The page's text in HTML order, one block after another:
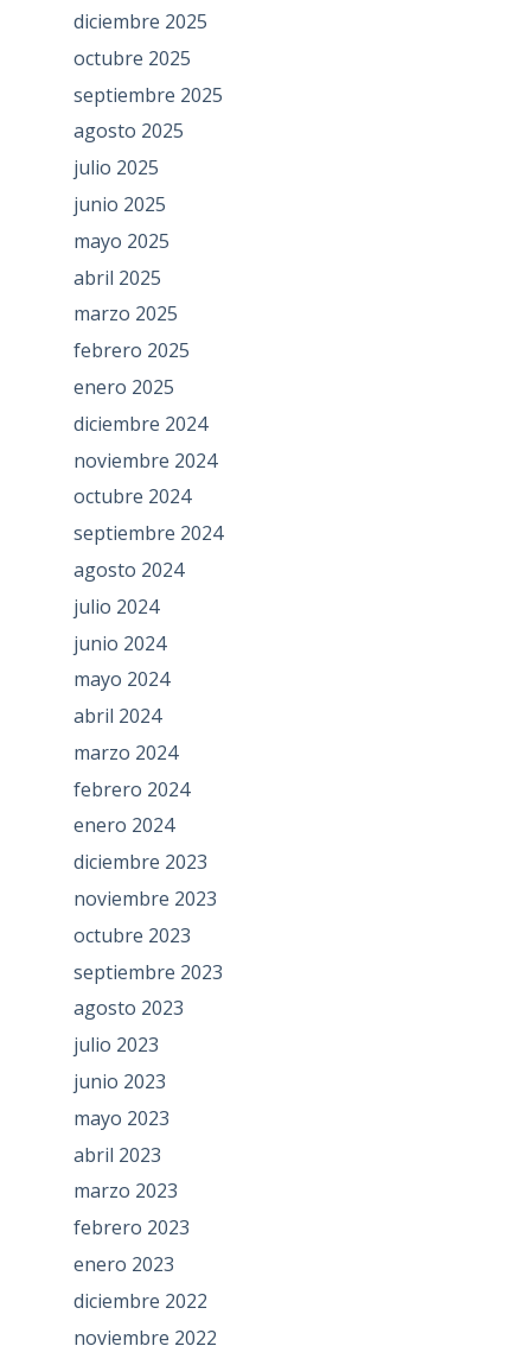
diciembre 2025
octubre 2025
septiembre 2025
agosto 2025
julio 2025
junio 2025
mayo 2025
abril 2025
marzo 2025
febrero 2025
enero 2025
diciembre 2024
noviembre 2024
octubre 2024
septiembre 2024
agosto 2024
julio 2024
junio 2024
mayo 2024
abril 2024
marzo 2024
febrero 2024
enero 2024
diciembre 2023
noviembre 2023
octubre 2023
septiembre 2023
agosto 2023
julio 2023
junio 2023
mayo 2023
abril 2023
marzo 2023
febrero 2023
enero 2023
diciembre 2022
noviembre 2022